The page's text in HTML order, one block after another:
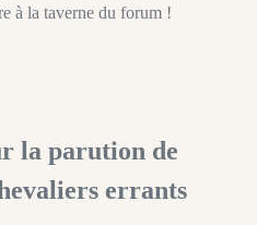
à la taverne du forum !
la parution de
errants